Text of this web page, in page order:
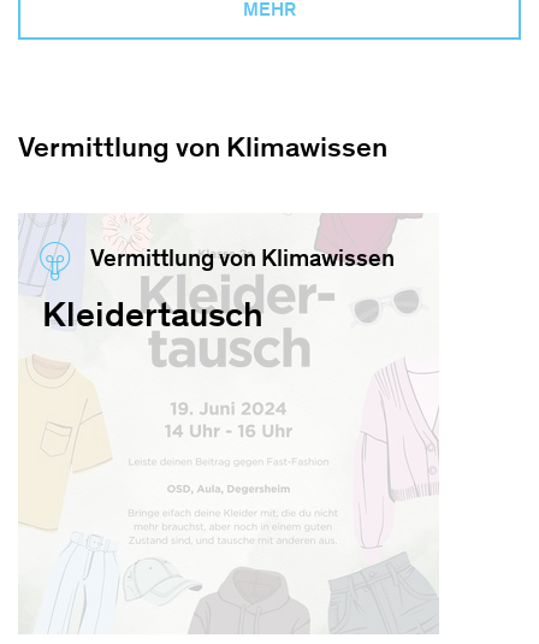
MEHR
Vermittlung von Klimawissen
Vermittlung von Klimawissen
Kleidertausch